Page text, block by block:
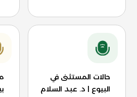
حالات المستثنى في
البيوع | د. عبد السلام